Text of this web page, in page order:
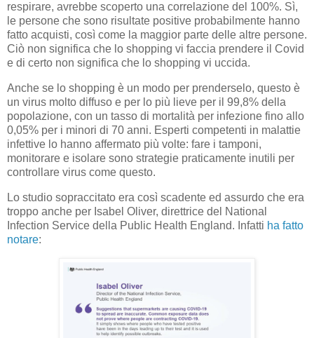
respirare, avrebbe scoperto una correlazione del 100%. Sì,
le persone che sono risultate positive probabilmente hanno
fatto acquisti, così come la maggior parte delle altre persone.
Ciò non significa che lo shopping vi faccia prendere il Covid
e di certo non significa che lo shopping vi uccida.
Anche se lo shopping è un modo per prenderselo, questo è
un virus molto diffuso e per lo più lieve per il 99,8% della
popolazione, con un tasso di mortalità per infezione fino allo
0,05% per i minori di 70 anni. Esperti competenti in malattie
infettive lo hanno affermato più volte: fare i tamponi,
monitorare e isolare sono strategie praticamente inutili per
controllare virus come questo.
Lo studio sopraccitato era così scadente ed assurdo che era
troppo anche per Isabel Oliver, direttrice del National
Infection Service della Public Health England. Infatti ha fatto
notare: